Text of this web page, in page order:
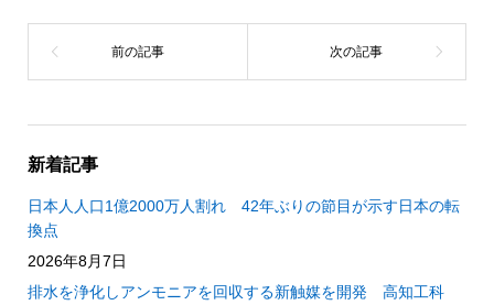
新着記事
日本人人口1億2000万人割れ 42年ぶりの節目が示す日本の転
換点
2026年8月7日
排水を浄化しアンモニアを回収する新触媒を開発 高知工科